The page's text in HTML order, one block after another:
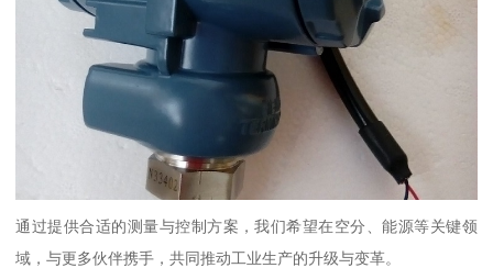
通过提供合适的测量与控制方案，我们希望在空分、能源等关键领
域，与更多伙伴携手，共同推动工业生产的升级与变革。